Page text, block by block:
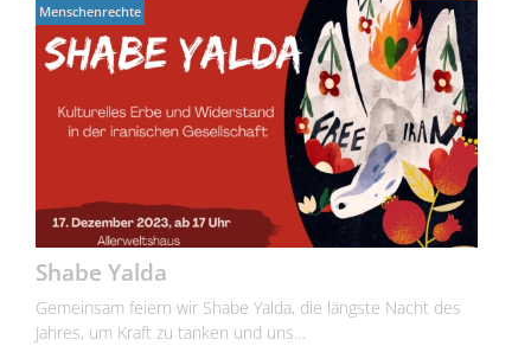
Menschenrechte
Shabe Yalda
Gemeinsam feiern wir Shabe Yalda, die längste Nacht des
Jahres, um Kraft zu tanken und uns…